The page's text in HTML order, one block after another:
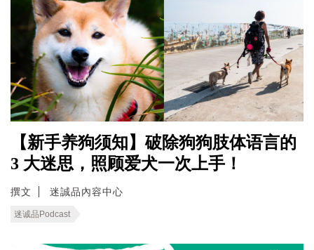
【新手养狗须知】破除狗狗肢体语言的
3 大迷思，照顾爱犬一次上手！
撰文 迷誠品內容中心
迷诚品Podcast